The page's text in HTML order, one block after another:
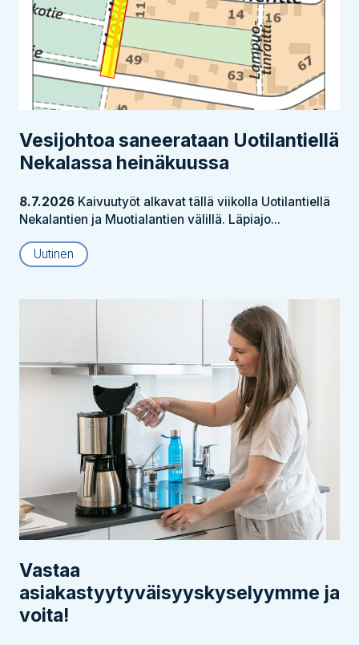
Vesijohtoa saneerataan Uotilantiellä
Nekalassa heinäkuussa
8.7.2026 Kaivuutyöt alkavat tällä viikolla Uotilantiellä
Nekalantien ja Muotialantien välillä. Läpiajo...
Uutinen
Vastaa
asiakastyytyväisyyskyselyymme ja
voita!